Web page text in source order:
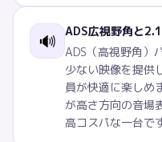
🔊
ADS広視野角と
ADS（高視野角）
少ない映像を提供
員が快適に楽しめ
が高さ方向の音場
高コスパな一台で